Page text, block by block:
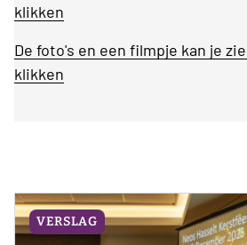
klikken
De foto's en een filmpje kan je
klikken
VERSLAG